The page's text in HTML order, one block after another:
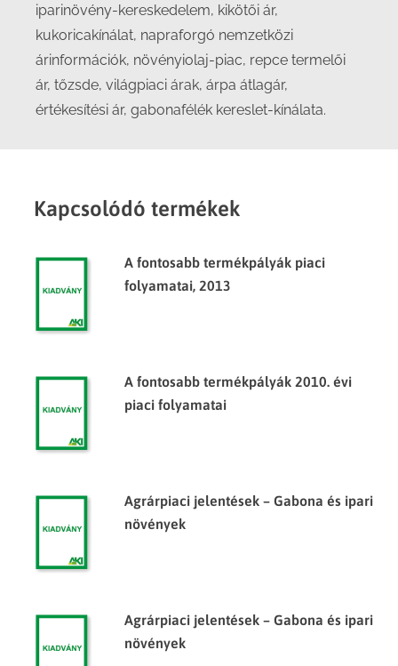
iparinövény-kereskedelem, kikötői ár,
kukoricakínálat, napraforgó nemzetközi
árinformációk, növényiolaj-piac, repce termelői
ár, tőzsde, világpiaci árak, árpa átlagár,
értékesítési ár, gabonafélék kereslet-kínálata.
Kapcsolódó termékek
A fontosabb termékpályák piaci
folyamatai, 2013
A fontosabb termékpályák 2010. évi
piaci folyamatai
Agrárpiaci jelentések – Gabona és ipari
növények
Agrárpiaci jelentések – Gabona és ipari
növények